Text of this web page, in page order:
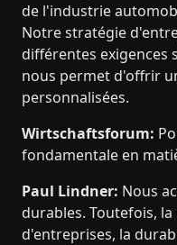
de l'industrie
Notre stratégie
différentes exigences
nous permet d'offrir
personnalisées.
Wirtschaftsforum:
fondamentale en
Paul Lindner: Nous
durables. Toutefois,
d'entreprises, la